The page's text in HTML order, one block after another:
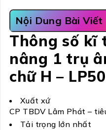
Nội Dung Bài Viết
Thông số kĩ
nâng 1 trụ
chữ H –
Xuất xứ : sản
CP TBDV Lâm Phát –
Tải trọng lớn